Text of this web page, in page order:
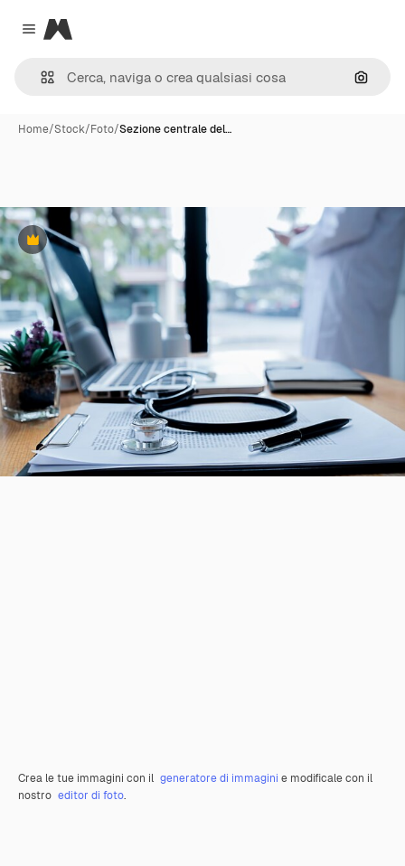
Close menu
Magnific
Cerca
Home/Stock/Foto/Sezione centrale del…
Premium
Crea le tue immagini con il generatore di immagini e modificale con il
nostro editor di foto.